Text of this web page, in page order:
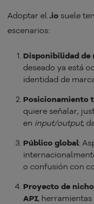
Adoptar el .io suele
escenarios:
Disponibilidad de
deseado ya está
identidad de
Posicionamiento
quiere señalar,
en input/output,
Público global:
o confusión con
Proyecto de
API,